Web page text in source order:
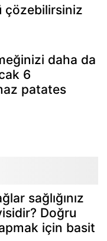
çözebilirsiniz
daha da
6
patates
sağlığınız
Doğru
için basit